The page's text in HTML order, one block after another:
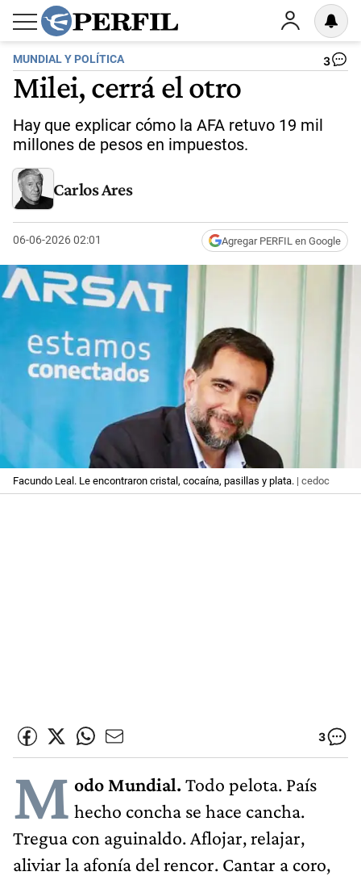
MUNDIAL Y POLÍTICA 3
Milei, cerrá el otro
Hay que explicar cómo la AFA retuvo 19 mil
millones de pesos en impuestos.
Carlos Ares
06-06-2026 02:01 Agregar PERFIL en Google
Facundo Leal. Le encontraron cristal, cocaína, pasillas y plata. | cedoc
3
M odo Mundial. Todo pelota. País
hecho concha se hace cancha.
Tregua con aguinaldo. Aflojar, relajar,
aliviar la afonía del rencor. Cantar a coro,